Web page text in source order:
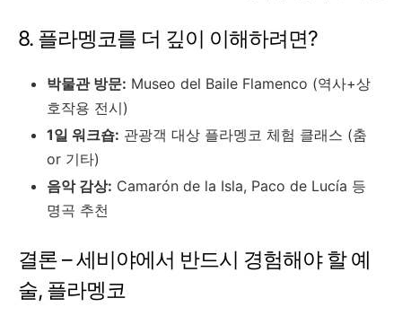
8. 플라멩코를 더 깊이 이해하려면?
박물관 방문: Museo del Baile Flamenco (역사+상
호작용 전시)
1일 워크숍: 관광객 대상 플라멩코 체험 클래스 (춤
or 기타)
음악 감상: Camarón de la Isla, Paco de Lucía 등
명곡 추천
결론 – 세비야에서 반드시 경험해야 할 예
술, 플라멩코